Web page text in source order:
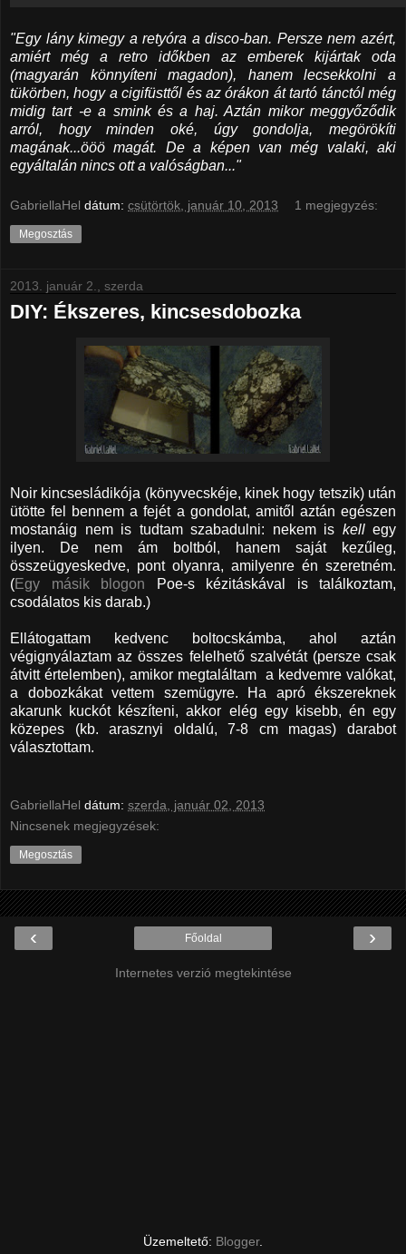
"Egy lány kimegy a retyóra a disco-ban. Persze nem azért,
amiért még a retro időkben az emberek kijártak oda
(magyarán könnyíteni magadon), hanem lecsekkolni a
tükörben, hogy a cigifüsttől és az órákon át tartó tánctól még
midig tart -e a smink és a haj. Aztán mikor meggyőződik
arról, hogy minden oké, úgy gondolja, megörökíti
magának...ööö magát. De a képen van még valaki, aki
egyáltalán nincs ott a valóságban..."
GabriellaHel dátum: csütörtök, január 10, 2013 1 megjegyzés:
Megosztás
2013. január 2., szerda
DIY: Ékszeres, kincsesdobozka
Noir kincsesládikója (könyvecskéje, kinek hogy tetszik) után
ütötte fel bennem a fejét a gondolat, amitől aztán egészen
mostanáig nem is tudtam szabadulni: nekem is kell egy
ilyen. De nem ám boltból, hanem saját kezűleg,
összeügyeskedve, pont olyanra, amilyenre én szeretném.
(Egy másik blogon
Poe-s kézitáskával is találkoztam,
csodálatos kis darab.)
Ellátogattam kedvenc boltocskámba, ahol aztán
végignyálaztam az összes felelhető szalvétát (persze csak
átvitt értelemben), amikor megtaláltam a kedvemre valókat,
a dobozkákat vettem szemügyre. Ha apró ékszereknek
akarunk kuckót készíteni, akkor elég egy kisebb, én egy
közepes (kb. arasznyi oldalú, 7-8 cm magas) darabot
választottam.
GabriellaHel dátum: szerda, január 02, 2013
Nincsenek megjegyzések:
Megosztás
‹ ›
Főoldal
Internetes verzió megtekintése
Üzemeltető: Blogger.